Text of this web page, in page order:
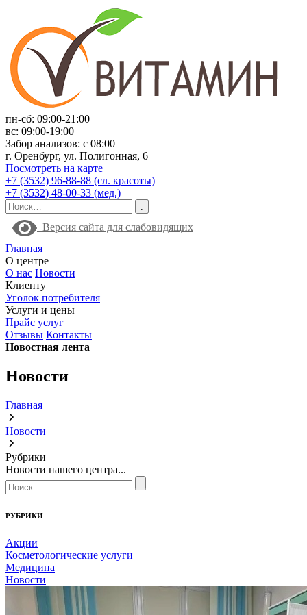
пн-сб: 09:00-21:00
вс: 09:00-19:00
Забор анализов: с 08:00
г. Оренбург, ул. Полигонная, 6
Посмотреть на карте
+7 (3532) 96-88-88 (сл. красоты)
+7 (3532) 48-00-33 (мед.)
Версия сайта для слабовидящих
Главная
О центре
О нас Новости
Клиенту
Уголок потребителя
Услуги и цены
Прайс услуг
Отзывы Контакты
Новостная лента
Новости
Главная
Новости
Рубрики
Новости нашего центра...
РУБРИКИ
Акции
Косметологические услуги
Медицина
Новости